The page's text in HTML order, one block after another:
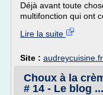
Déjà avant toute
multifonction qui ont
Lire la suite
Site : audreycuisine.fr
Choux à la
# 14 - Le blog ...